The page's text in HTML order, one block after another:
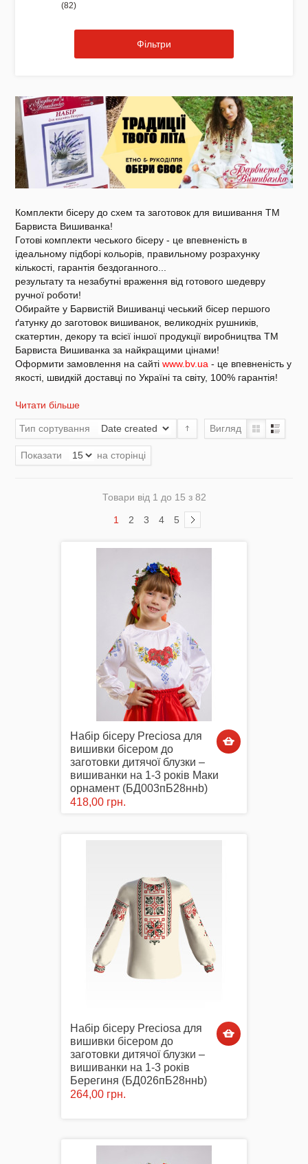
КРАЇНА / Вишиванки
Акція
Готовий одяг / Вишиванки
Набори для Вишивки
Комплектуючі
Аксесуари Одягу
Сумки-Шопери
Великодні рушники з принтом
Маски захисні
Вишиті картини, рушники
Подарункові сертифікати
Комплекти бісеру до схем та заготовок для вишивання ТМ
Барвиста Вишиванка!
Готові комплекти чеського бісеру - це впевненість в
ідеальному підборі кольорів, правильному розрахунку
кількості, гарантія бездоганного...
результату та незабутні враження від готового шедевру
ручної роботи!
Обирайте у Барвистій Вишиванці чеський бісер першого
ґатунку до заготовок вишиванок, великодніх рушників,
скатертин, декору та всієї іншої продукції виробництва ТМ
Барвиста Вишиванка за найкращими цінами!
Оформити замовлення на сайтіwww.bv.ua - це впевненість у
якості, швидкій доставці по Україні та світу, 100% гарантія!
Читати більше
(82)
Фільтри
Тип сортування Вигляд
Показати на сторінці
Товари від 1 до 15 з 82
1 2 3 4 5
Набір бісеру Preciosa для
вишивки бісером до
заготовки дитячої блузки –
вишиванки на 1-3 років Маки
орнамент (БД003пБ28ннb)
418,00 грн.
Набір бісеру Preciosa для
вишивки бісером до
заготовки дитячої блузки –
вишиванки на 1-3 років
Берегиня (БД026пБ28ннb)
264,00 грн.